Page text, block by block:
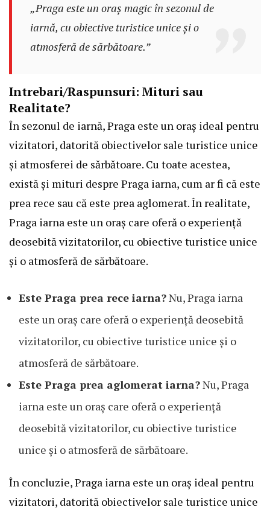
„Praga este un oraș magic în sezonul de
iarnă, cu obiective turistice unice și o
atmosferă de sărbătoare.”
Intrebari/Raspunsuri: Mituri sau
Realitate?
În sezonul de iarnă, Praga este un oraș ideal pentru
vizitatori, datorită obiectivelor sale turistice unice
și atmosferei de sărbătoare. Cu toate acestea,
există și mituri despre Praga iarna, cum ar fi că este
prea rece sau că este prea aglomerat. În realitate,
Praga iarna este un oraș care oferă o experiență
deosebită vizitatorilor, cu obiective turistice unice
și o atmosferă de sărbătoare.
Este Praga prea rece iarna?Nu, Praga iarna
este un oraș care oferă o experiență deosebită
vizitatorilor, cu obiective turistice unice și o
atmosferă de sărbătoare.
Este Praga prea aglomerat iarna?Nu, Praga
iarna este un oraș care oferă o experiență
deosebită vizitatorilor, cu obiective turistice
unice și o atmosferă de sărbătoare.
În concluzie, Praga iarna este un oraș ideal pentru
vizitatori, datorită obiectivelor sale turistice unice